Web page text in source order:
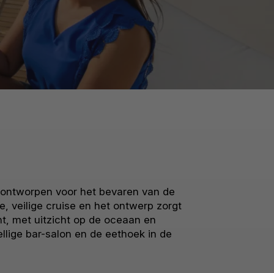
voor het bevaren van de
veilige cruise en het ontwerp zorgt
met uitzicht op de oceaan en
bar-salon en de eethoek in de